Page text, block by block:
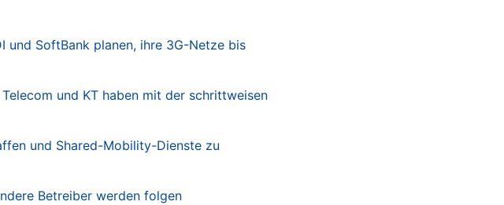
und SoftBank planen, ihre 3G-Netze bis
und KT haben mit der schrittweisen
und Shared-Mobility-Dienste zu
Betreiber werden folgen